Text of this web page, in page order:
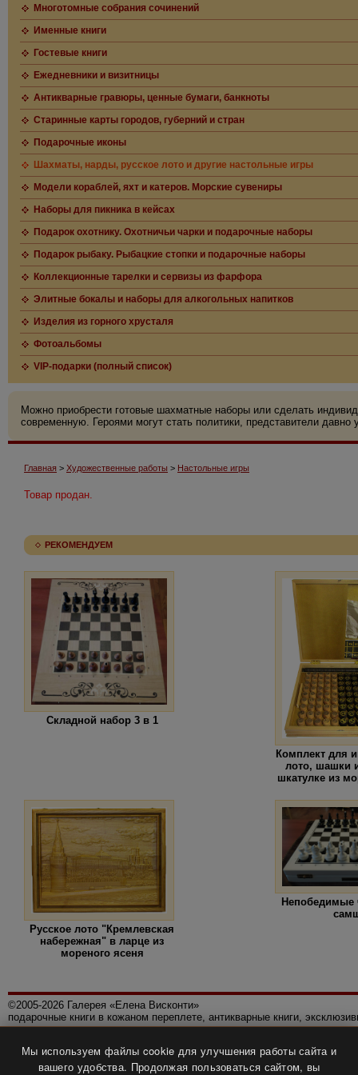
Многотомные собрания сочинений
Именные книги
Гостевые книги
Ежедневники и визитницы
Антикварные гравюры, ценные бумаги, банкноты
Старинные карты городов, губерний и стран
Подарочные иконы
Шахматы, нарды, русское лото и другие настольные игры
Модели кораблей, яхт и катеров. Морские сувениры
Наборы для пикника в кейсах
Подарок охотнику. Охотничьи чарки и подарочные наборы
Подарок рыбаку. Рыбацкие стопки и подарочные наборы
Коллекционные тарелки и сервизы из фарфора
Элитные бокалы и наборы для алкогольных напитков
Изделия из горного хрусталя
Фотоальбомы
VIP-подарки (полный список)
Можно приобрести готовые шахматные наборы или сделать
современную. Героями могут стать политики, представители
Главная > Художественные работы > Настольные игры
Товар продан.
РЕКОМЕНДУЕМ
Складной набор 3 в 1
Комплект для
лото, шашки
шкатулке из
Русское лото "Кремлевская
набережная" в ларце из
мореного ясеня
Непобедимые
©2005-2026 Галерея «Елена Висконти»
подарочные книги в кожаном переплете, антикварные книги,
Политика конфиденциальности
Мы используем файлы cookie для улучшения работы сайта и
вашего удобства. Продолжая пользоваться сайтом, вы